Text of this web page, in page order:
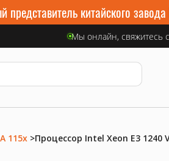
китайского завода
Мы онлайн, свяжитесь
115x >Процессор Intel Xeon E3 1240